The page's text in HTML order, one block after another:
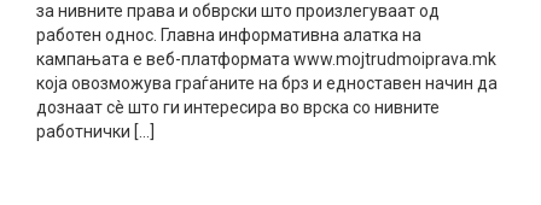
за нивните права и обврски што произлегуваат од
работен однос. Главна информативна алатка на
кампањата е веб-платформата www.mojtrudmoiprava.mk
која овозможува граѓаните на брз и едноставен начин да
дознаат сè што ги интересира во врска со нивните
работнички […]